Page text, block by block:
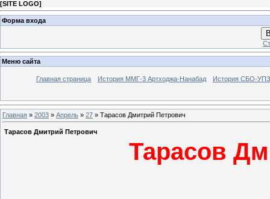
[SITE LOGO]
Форма входа
Меню сайта
Главная страница История ММГ-3 Артходжа-Нанабад История СБО-УПЗ
Главная » 2003 » Апрель » 27 » Тарасов Дмитрий Петрович
Тарасов Дмитрий Петрович
Тарасов